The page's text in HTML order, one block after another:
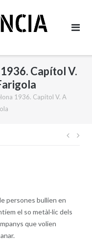
Capítol V.
1936. Capítol V. A
persones bullien en
el so metàl·lic dels
que volien